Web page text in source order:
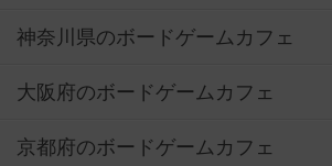
神奈川県のボードゲームカフェ
大阪府のボードゲームカフェ
京都府のボードゲームカフェ